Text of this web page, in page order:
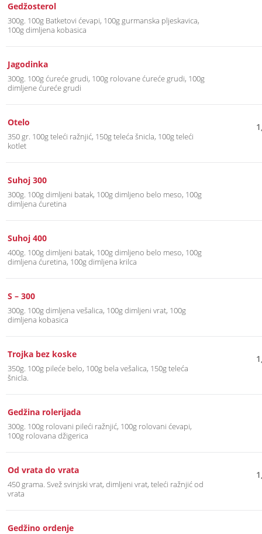
Gedžosterol
300g. 100g Batketovi ćevapi, 100g gurmanska pljeskavica,
100g dimljena kobasica
Jagodinka
300g. 100g ćureće grudi, 100g rolovane ćureće grudi, 100g
dimljene ćureće grudi
Otelo
350 gr. 100g teleći ražnjić, 150g teleća šnicla, 100g teleći
kotlet
Suhoj 300
300g. 100g dimljeni batak, 100g dimljeno belo meso, 100g
dimljena ćuretina
Suhoj 400
400g. 100g dimljeni batak, 100g dimljeno belo meso, 100g
dimljena ćuretina, 100g dimljena krilca
S – 300
300g. 100g dimljena vešalica, 100g dimljeni vrat, 100g
dimljena kobasica
Trojka bez koske
350g. 100g pileće belo, 100g bela vešalica, 150g teleća
šnicla.
Gedžina rolerijada
300g. 100g rolovani pileći ražnjić, 100g rolovani ćevapi,
100g rolovana džigerica
Od vrata do vrata
450 grama. Svež svinjski vrat, dimljeni vrat, teleći ražnjić od
vrata
Gedžino ordenje